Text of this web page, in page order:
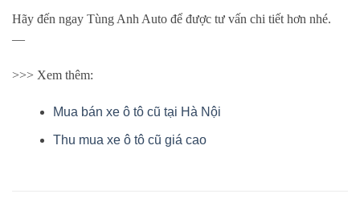
Hãy đến ngay Tùng Anh Auto để được tư vấn chi tiết hơn nhé.
—
>>> Xem thêm:
Mua bán xe ô tô cũ tại Hà Nội
Thu mua xe ô tô cũ giá cao